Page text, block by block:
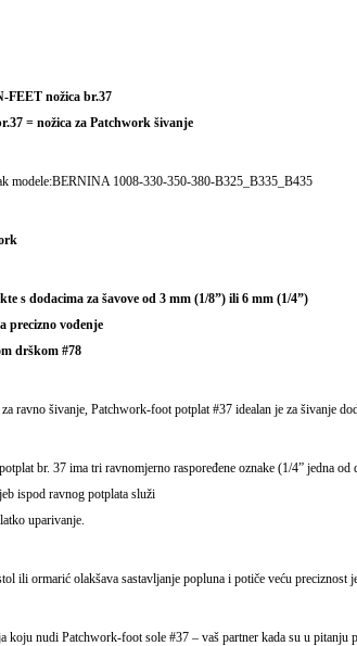
FEET nožica br.37
= nožica za Patchwork šivanje
modele:BERNINA 1008-330-350-380-B325_B335_B435
s dodacima za šavove od 3 mm (1/8”) ili 6 mm (1/4”)
precizno vođenje
drškom #78
ravno šivanje, Patchwork-foot potplat #37 idealan je za šivanje
br. 37 ima tri ravnomjerno raspoređene oznake (1/4” jedna
ispod ravnog potplata služi
uparivanje.
ili ormarić olakšava sastavljanje popluna i potiče veću preciznost
koju nudi Patchwork-foot sole #37 – vaš partner kada su u pitanju